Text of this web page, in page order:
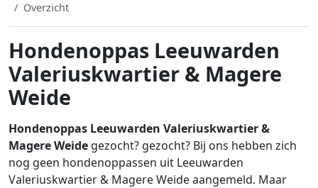
Overzicht
Hondenoppas Leeuwarden
Valeriuskwartier & Magere
Weide
Hondenoppas Leeuwarden Valeriuskwartier &
Magere Weide gezocht? gezocht? Bij ons hebben zich
nog geen hondenoppassen uit Leeuwarden
Valeriuskwartier & Magere Weide aangemeld. Maar